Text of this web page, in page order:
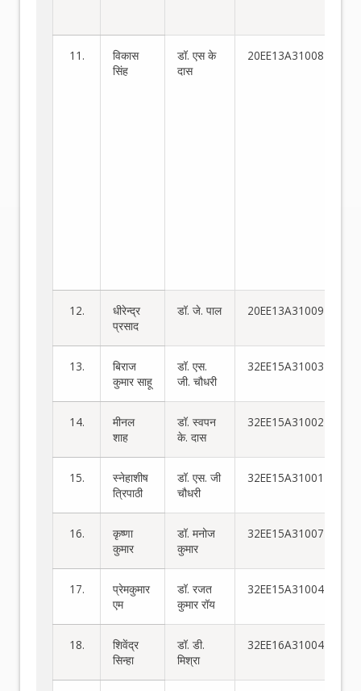
11.
विकास
सिंह
डॉ. एस के
दास
20EE13A31008
12.
धीरेन्द्र
प्रसाद
डॉ. जे. पाल 20EE13A31009
13.
बिराज
कुमार साहू
डॉ. एस.
जी. चौधरी
32EE15A31003
14.
मीनल
शाह
डॉ. स्वपन
के. दास
32EE15A31002
15.
स्नेहाशीष
त्रिपाठी
डॉ. एस. जी
चौधरी
32EE15A31001
16.
कृष्णा
कुमार
डॉ. मनोज
कुमार
32EE15A31007
17.
प्रेमकुमार
एम
डॉ. रजत
कुमार रॉय
32EE15A31004
18.
शिवेंद्र
सिन्हा
डॉ. डी.
मिश्रा
32EE16A31004